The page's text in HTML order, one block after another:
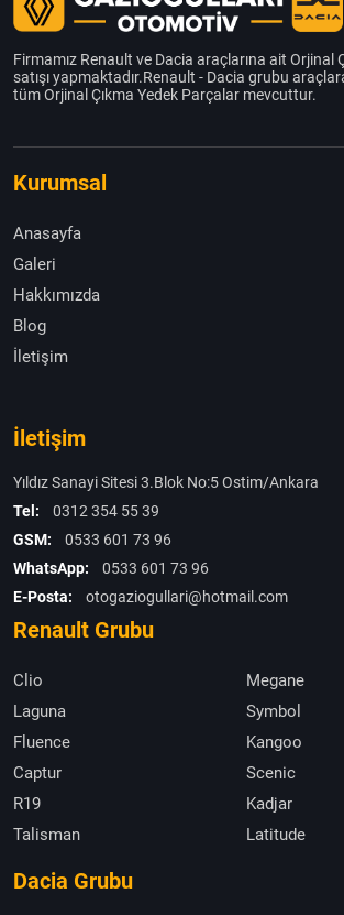
Firmamız Renault ve Dacia araçlarına ait Orjinal
satışı yapmaktadır.Renault - Dacia grubu
tüm Orjinal Çıkma Yedek Parçalar mevcuttur.
Kurumsal
Anasayfa
Galeri
Hakkımızda
Blog
İletişim
İletişim
Yıldız Sanayi Sitesi 3.Blok No:5 Ostim/Ankara
Tel:
0312 354 55 39
GSM:
0533 601 73 96
WhatsApp:
0533 601 73 96
E-Posta:
otogaziogullari@hotmail.com
Renault Grubu
Clio
Megane
Laguna
Symbol
Fluence
Kangoo
Captur
Scenic
R19
Kadjar
Talisman
Latitude
Dacia Grubu